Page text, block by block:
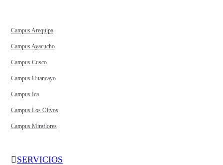
Campus Arequipa
Campus Ayacucho
Campus Cusco
Campus Huancayo
Campus Ica
Campus Los Olivos
Campus Miraflores
SERVICIOS